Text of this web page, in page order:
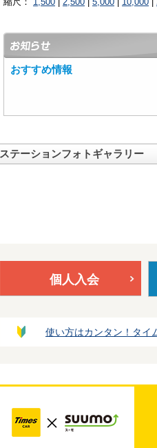
おすすめ情報
ステーションフォトギャラリー
個人入会
使い方はカンタン！タイ